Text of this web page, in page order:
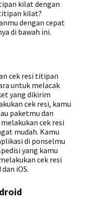
kilat dengan
kilat?
dengan cepat
di bawah ini.
cek resi titipan
untuk melacak
yang dikirim
cek resi, kamu
paketmu dan
cek resi
mudah. Kamu
di ponselmu
yang kamu
cek resi
iOS.